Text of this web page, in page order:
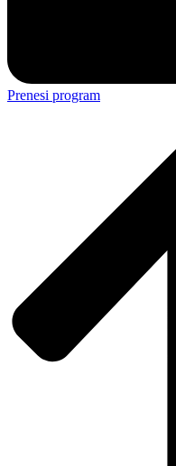
Prenesi program